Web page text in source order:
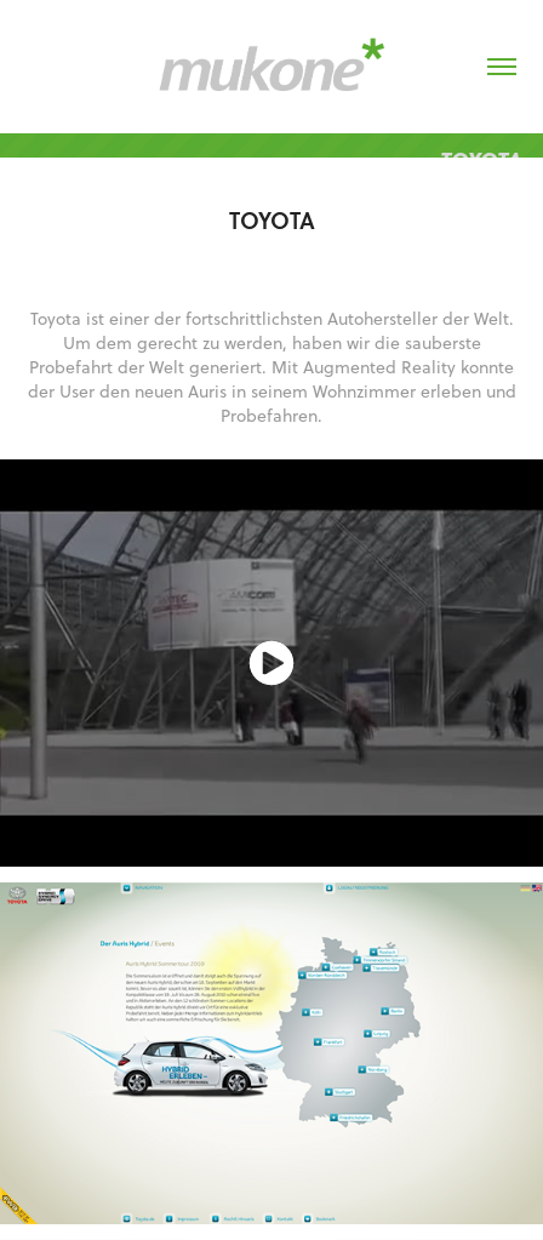
TOYOTA
TOYOTA
Toyota ist einer der fortschrittlichsten Autohersteller der Welt.
Um dem gerecht zu werden, haben wir die sauberste
Probefahrt der Welt generiert. Mit Augmented Reality konnte
der User den neuen Auris in seinem Wohnzimmer erleben und
Probefahren.